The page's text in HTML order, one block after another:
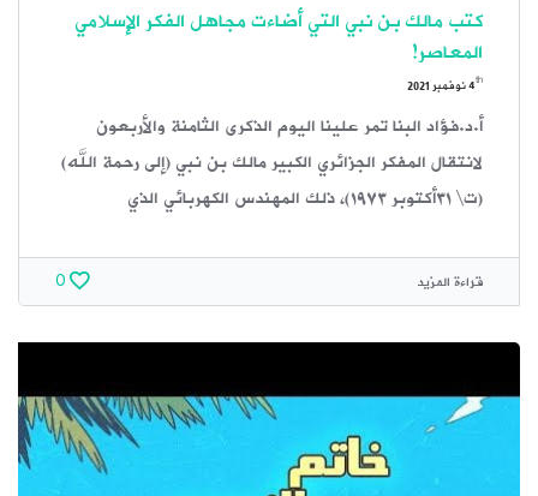
كتب مالك بن نبي التي أضاءت مجاهل الفكر الإسلامي
المعاصر!
4th نوفمبر 2021
أ.د.فؤاد البنا تمر علينا اليوم الذكرى الثامنة والأربعون
لانتقال المفكر الجزائري الكبير مالك بن نبي (إلى رحمة الله)
(ت\ ٣١أكتوبر ١٩٧٣)، ذلك المهندس الكهربائي الذي
قراءة المزيد 0